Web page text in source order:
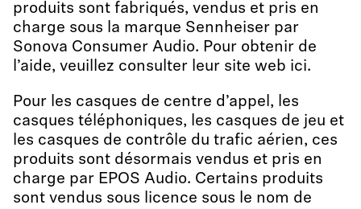
produits sont fabriqués, vendus et pris en
charge sous la marque Sennheiser par
Sonova Consumer Audio. Pour obtenir de
l’aide, veuillez consulter leur site web ici.
Pour les casques de centre d’appel, les
casques téléphoniques, les casques de jeu et
les casques de contrôle du trafic aérien, ces
produits sont désormais vendus et pris en
charge par EPOS Audio. Certains produits
sont vendus sous licence sous le nom de